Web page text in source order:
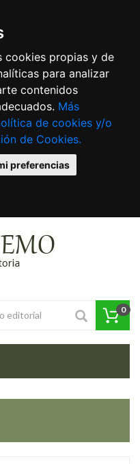
cookies propias y de
para analizar
contenidos
Más
de cookies y/o
de Cookies.
preferencias
0